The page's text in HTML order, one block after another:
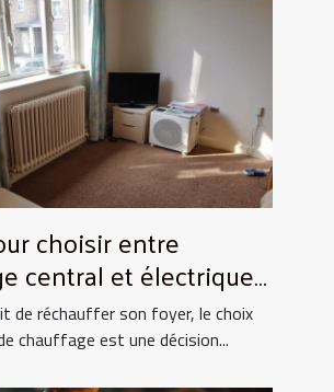
choisir entre
central et électrique
de réchauffer son foyer, le choix
chauffage est une décision...